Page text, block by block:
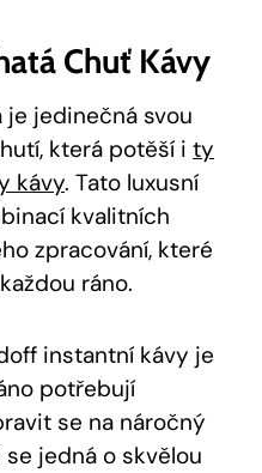
Chuť Kávy
jedinečná svou
která potěší i ty
kávy. Tato luxusní
kvalitních
zpracování, které
ráno.
instantní kávy je
potřebují
se na náročný
jedná o skvělou